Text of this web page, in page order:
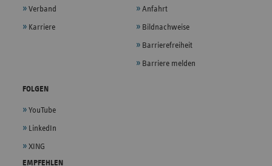
Verband
Karriere
Anfahrt
Bildnachweise
Barrierefreiheit
Barriere melden
FOLGEN
YouTube
LinkedIn
XING
EMPFEHLEN